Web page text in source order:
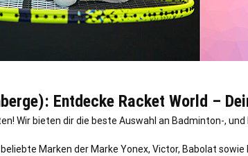
Entdecke Racket World –
Wir bieten dir die beste Auswahl an Badminton-,
Marken der Marke Yonex, Victor, Babolat